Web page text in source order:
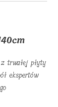
trwałej płyty
ekspertów